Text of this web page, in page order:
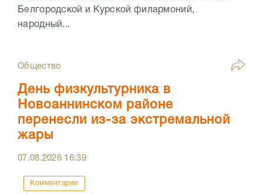
Белгородской и Курской филармоний,
народный...
Общество
День физкультурника в
Новоаннинском районе
перенесли из-за экстремальной
жары
07.08.2026 16:39
Комментарии